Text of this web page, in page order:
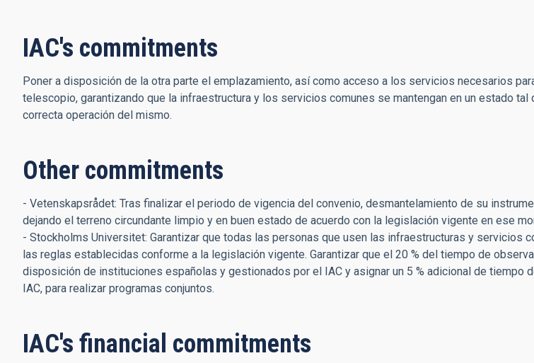
IAC's commitments
Poner a disposición de la otra parte el emplazamiento, así como acceso a los servicios necesarios
telescopio, garantizando que la infraestructura y los servicios comunes se mantengan en un estado tal
correcta operación del mismo.
Other commitments
- Vetenskapsrådet: Tras finalizar el periodo de vigencia del convenio, desmantelamiento de su
dejando el terreno circundante limpio y en buen estado de acuerdo con la legislación vigente en ese
- Stockholms Universitet: Garantizar que todas las personas que usen las infraestructuras y servicios
las reglas establecidas conforme a la legislación vigente. Garantizar que el 20 % del tiempo de
disposición de instituciones españolas y gestionados por el IAC y asignar un 5 % adicional de tiempo
IAC, para realizar programas conjuntos.
IAC's financial commitments